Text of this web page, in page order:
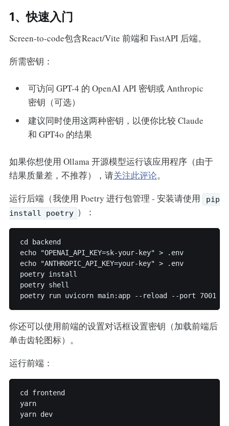
1、快速入门
Screen-to-code包含React/Vite 前端和 FastAPI 后端。
所需密钥：
可访问 GPT-4 的 OpenAI API 密钥或 Anthropic
密钥（可选）
建议同时使用这两种密钥，以便你比较 Claude
和 GPT4o 的结果
如果你想使用 Ollama 开源模型运行该应用程序（由于
结果质量差，不推荐），请关注此评论。
运行后端（我使用 Poetry 进行包管理 - 安装请使用
pip
install poetry ）：
cd backend
echo "OPENAI_API_KEY=sk-your-key" > .env
echo "ANTHROPIC_API_KEY=your-key" > .env
poetry install
poetry shell
poetry run uvicorn main:app --reload --port 7001
你还可以使用前端的设置对话框设置密钥（加载前端后
单击齿轮图标）。
运行前端：
cd frontend
yarn
yarn dev